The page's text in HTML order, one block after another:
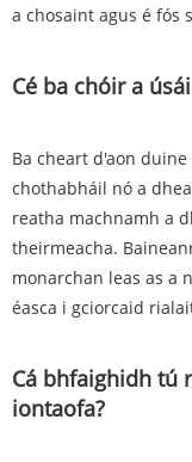
a chosaint agus é fós
Cé ba chóir a
Ba cheart d'aon
chothabháil nó a
reatha machnamh a
theirmeacha.
monarchan leas as a
éasca i gciorcaid
Cá bhfaighidh tú
iontaofa?